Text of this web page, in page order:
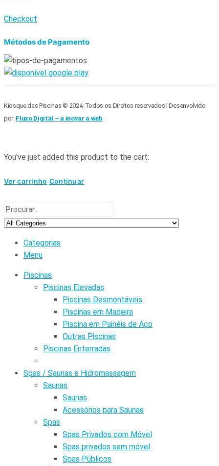
Checkout
Métodos de Pagamento
Kiosque das Piscinas © 2024, Todos os Direitos reservados | Desenvolvido
por: Fluxo Digital – a inovar a web
You've just added this product to the cart:
Ver carrinho Continuar
Categorias
Menu
Piscinas
Piscinas Elevadas
Piscinas Desmontáveis
Piscinas em Madeira
Piscina em Painéis de Aço
Outras Piscinas
Piscinas Enterradas
Spas / Saunas e Hidromassagem
Saunas
Saunas
Acessórios para Saunas
Spas
Spas Privados com Móvel
Spas privados sem móvel
Spas Públicos